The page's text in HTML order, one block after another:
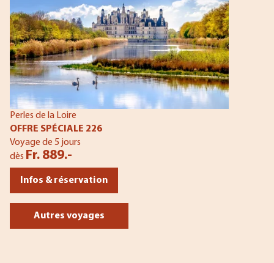
Perles de la Loire
OFFRE SPÉCIALE 226
Voyage de 5 jours
dès Fr. 889.-
Infos & réservation
Autres voyages